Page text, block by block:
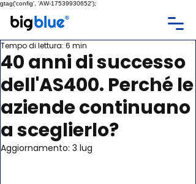
gtag('config', 'AW-17539930652');
40 anni di successo
dell'AS400. Perché le
aziende continuano
a sceglierlo?
Tempo di lettura: 6 min
Aggiornamento: 3 lug